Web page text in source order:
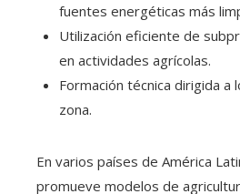
fuentes energéticas más
Utilización eficiente de
en actividades agrícolas.
Formación técnica dirigida a
zona.
En varios países de América
promueve modelos de